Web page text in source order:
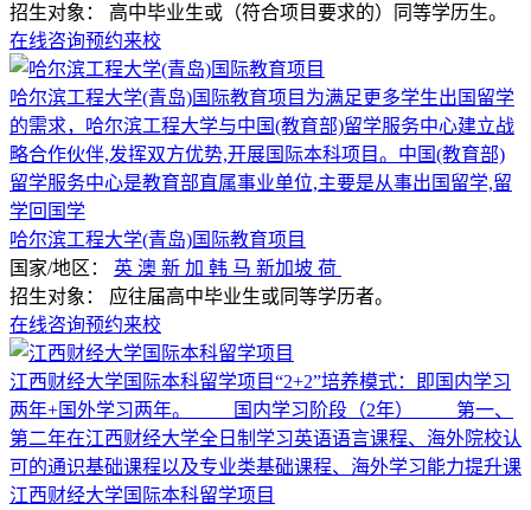
招生对象： 高中毕业生或（符合项目要求的）同等学历生。
在线咨询预约来校
哈尔滨工程大学(青岛)国际教育项目为满足更多学生出国留学
的需求，哈尔滨工程大学与中国(教育部)留学服务中心建立战
略合作伙伴,发挥双方优势,开展国际本科项目。中国(教育部)
留学服务中心是教育部直属事业单位,主要是从事出国留学,留
学回国学
哈尔滨工程大学(青岛)国际教育项目
国家/地区： 英 澳 新 加 韩 马 新加坡 荷
招生对象： 应往届高中毕业生或同等学历者。
在线咨询预约来校
江西财经大学国际本科留学项目“2+2”培养模式：即国内学习
两年+国外学习两年。 国内学习阶段（2年） 第一、
第二年在江西财经大学全日制学习英语语言课程、海外院校认
可的通识基础课程以及专业类基础课程、海外学习能力提升课
江西财经大学国际本科留学项目